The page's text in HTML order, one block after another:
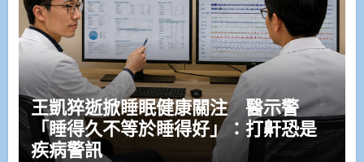
王凱猝逝掀睡眠健康關注 醫示警
「睡得久不等於睡得好」：打鼾恐是
疾病警訊